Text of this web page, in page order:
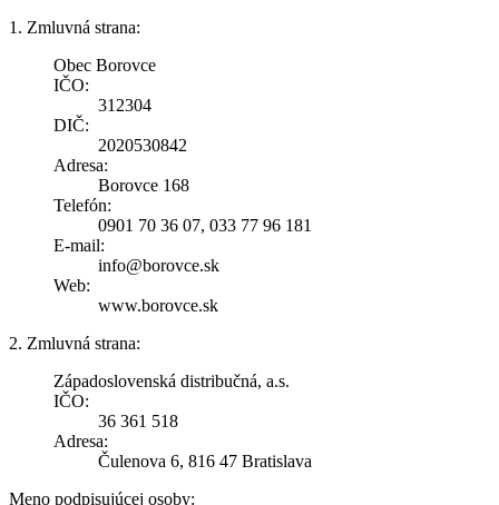
1. Zmluvná strana:
Obec Borovce
IČO:
312304
DIČ:
2020530842
Adresa:
Borovce 168
Telefón:
0901 70 36 07, 033 77 96 181
E-mail:
info@borovce.sk
Web:
www.borovce.sk
2. Zmluvná strana:
Západoslovenská distribučná, a.s.
IČO:
36 361 518
Adresa:
Čulenova 6, 816 47 Bratislava
Meno podpisujúcej osoby: